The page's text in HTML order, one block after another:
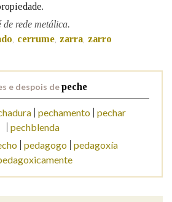
DE BUSCA
rede metálica.
cerrume zarra zarro
e despois depeche
pechamento
pechar
pechblenda
pedagogo
pedagoxía